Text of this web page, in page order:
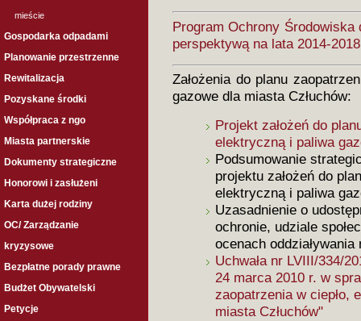
mieście
Gospodarka odpadami
Planowanie przestrzenne
Rewitalizacja
Pozyskane środki
Współpraca z ngo
Miasta partnerskie
Dokumenty strategiczne
Honorowi i zasłużeni
Karta dużej rodziny
OC/ Zarządzanie
kryzysowe
Bezpłatne porady prawne
Budżet Obywatelski
Petycje
Program Ochrony Środowiska
perspektywą na lata 2014-2018
Założenia do planu
gazowe dla miasta Człuchów:
Projekt założeń do
elektryczną i paliwa
Podsumowanie
projektu założeń do
elektryczną i paliwa
Uzasadnienie o
ochronie, udziale
ocenach
Uchwała nr LVIII/334/
24 marca 2010 r. w
zaopatrzenia w ciepło,
miasta Człuchów"